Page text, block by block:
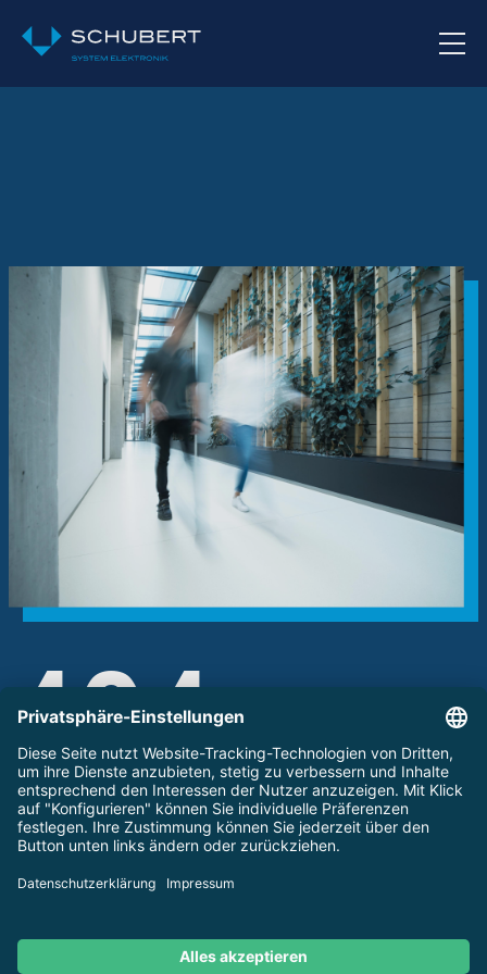
404
Die Seite, die Sie suchen, scheint es nicht zu
geben.